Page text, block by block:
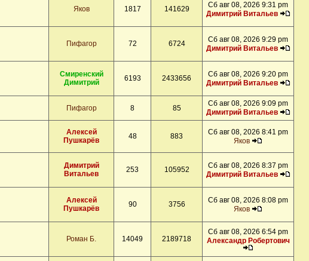
Яков 1817 141629
Сб авг 08, 2026 9:31 pm
Димитрий Витальев
Пифагор 72 6724
Сб авг 08, 2026 9:29 pm
Димитрий Витальев
Смиренский
Димитрий
6193 2433656
Сб авг 08, 2026 9:20 pm
Димитрий Витальев
Пифагор 8 85
Сб авг 08, 2026 9:09 pm
Димитрий Витальев
Алексей
Пушкарёв
48 883
Сб авг 08, 2026 8:41 pm
Яков
Димитрий
Витальев
253 105952
Сб авг 08, 2026 8:37 pm
Димитрий Витальев
Алексей
Пушкарёв
90 3756
Сб авг 08, 2026 8:08 pm
Яков
Роман Б. 14049 2189718
Сб авг 08, 2026 6:54 pm
Александр Робертович